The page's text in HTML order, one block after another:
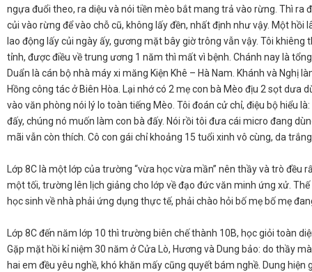
ngựa đuổi theo, ra diệu và nói tiền mèo bắt mang trả vào rừng. Thì
củi vào rừng để vào chỗ cũ, không lấy đền, nhất định như vậy. Một hồi
lao động lấy củi ngày ấy, gương mặt bây giờ trông vẫn vậy. Tôi
tỉnh, được điều về trung ương 1 năm thì mất vì bệnh. Chánh nay là
Duẩn là cán bộ nhà máy xi măng Kiện Khê – Hà Nam. Khánh và Nghị
Hồng công tác ở Biên Hòa. Lại nhớ có 2 mẹ con bà Mèo địu 2 sọt
vào văn phòng nói lý lo toàn tiếng Mèo. Tôi đoán cử chỉ, điệu bộ hiểu
đấy, chúng nó muốn làm con bà đấy. Nói rồi tôi đưa cái micro đang
mãi vẫn còn thích. Cô con gái chỉ khoảng 15 tuổi xinh vô cùng, da
​Lớp 8C là một lớp của trường “vừa học vừa mần” nên thầy và trò đều
một tối, trường lên lịch giảng cho lớp về đạo đức văn minh ứng xử.
học sinh về nhà phải ứng dụng thực tế, phải chào hỏi bố mẹ bố mẹ
​Lớp 8C đến năm lớp 10 thì trường biên chế thành 10B, học giỏi toàn
Gặp mặt hồi kỉ niệm 30 năm ở Cửa Lò, Hương và Dung bảo: do thầy
hai em đều yêu nghề, khó khăn mấy cũng quyết bám nghề. Dung